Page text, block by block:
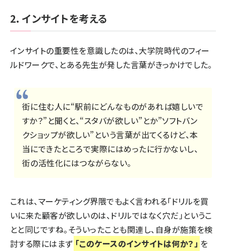
2. インサイトを考える
インサイトの重要性を意識したのは、大学院時代のフィー
ルドワークで、とある先生が発した言葉がきっかけでした。
街に住む人に“駅前にどんなものがあれば嬉しいで
すか？”と聞くと、“スタバが欲しい”とか”ソフトバン
クショップが欲しい”という言葉が出てくるけど、本
当にできたところで実際にはめったに行かないし、
街の活性化にはつながらない。
これは、マーケティング界隈でもよく言われる「ドリルを買
いに来た顧客が欲しいのは、ドリルではなく穴だ」というこ
とと同じですね。そういったことも関連し、自身が施策を検
討する際にはまず 「このケースのインサイトは何か？」 を